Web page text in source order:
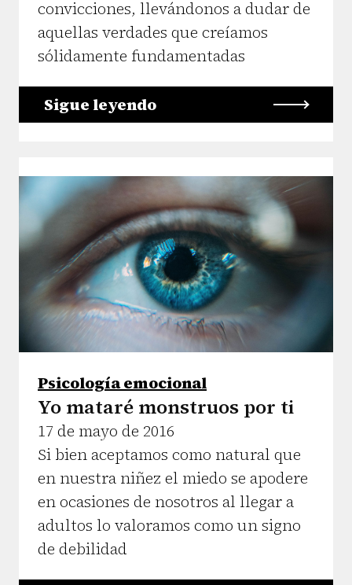
convicciones, llevándonos a dudar de
aquellas verdades que creíamos
sólidamente fundamentadas
Sigue leyendo
Psicología emocional
Yo mataré monstruos por ti
17 de mayo de 2016
Si bien aceptamos como natural que
en nuestra niñez el miedo se apodere
en ocasiones de nosotros al llegar a
adultos lo valoramos como un signo
de debilidad